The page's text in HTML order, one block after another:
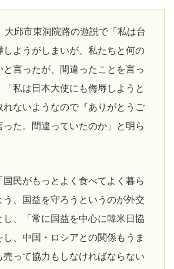
大邱市東洞院路の遊説で「私は台
しようがしまいが、私たちと何の
と言ったが、間違ったことを言っ
「私は日本大使にも侮辱しようと
れないようなので『ありがとうご
った。間違っていたのか」と明ら
国民がもっとよく食べてよく暮ら
う、国益を守ろうというのが外交
し、「常に国益を中心に韓米日協
し、中国・ロシアとの関係もうま
売って協力もしなければならない